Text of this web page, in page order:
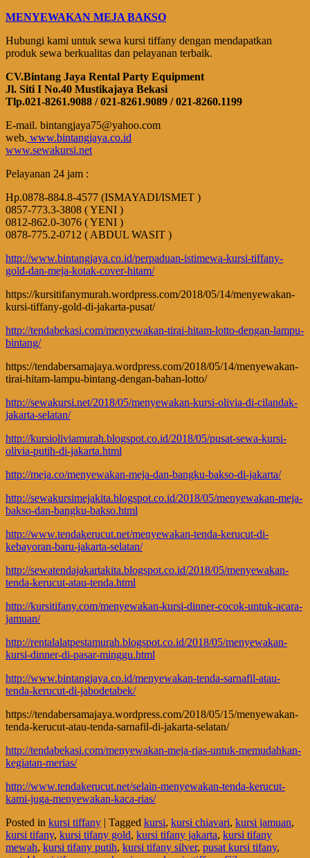
MENYEWAKAN MEJA BAKSO
Hubungi kami untuk sewa kursi tiffany dengan mendapatkan
produk sewa berkualitas dan pelayanan terbaik.
CV.Bintang Jaya Rental Party Equipment
Jl. Siti I No.40 Mustikajaya Bekasi
Tlp.021-8261.9088 / 021-8261.9089 / 021-8260.1199
E-mail. bintangjaya75@yahoo.com
web. www.bintangjaya.co.id
www.sewakursi.net
Pelayanan 24 jam :
Hp.0878-884.8-4577 (ISMAYADI/ISMET )
0857-773.3-3808 ( YENI )
0812-862.0-3076 ( YENI )
0878-775.2-0712 ( ABDUL WASIT )
http://www.bintangjaya.co.id/perpaduan-istimewa-kursi-tiffany-
gold-dan-meja-kotak-cover-hitam/
https://kursitifanymurah.wordpress.com/2018/05/14/menyewakan-
kursi-tiffany-gold-di-jakarta-pusat/
http://tendabekasi.com/menyewakan-tirai-hitam-lotto-dengan-lampu-
bintang/
https://tendabersamajaya.wordpress.com/2018/05/14/menyewakan-
tirai-hitam-lampu-bintang-dengan-bahan-lotto/
http://sewakursi.net/2018/05/menyewakan-kursi-olivia-di-cilandak-
jakarta-selatan/
http://kursioliviamurah.blogspot.co.id/2018/05/pusat-sewa-kursi-
olivia-putih-di-jakarta.html
http://meja.co/menyewakan-meja-dan-bangku-bakso-di-jakarta/
http://sewakursimejakita.blogspot.co.id/2018/05/menyewakan-meja-
bakso-dan-bangku-bakso.html
http://www.tendakerucut.net/menyewakan-tenda-kerucut-di-
kebayoran-baru-jakarta-selatan/
http://sewatendajakartakita.blogspot.co.id/2018/05/menyewakan-
tenda-kerucut-atau-tenda.html
http://kursitifany.com/menyewakan-kursi-dinner-cocok-untuk-acara-
jamuan/
http://rentalalatpestamurah.blogspot.co.id/2018/05/menyewakan-
kursi-dinner-di-pasar-minggu.html
http://www.bintangjaya.co.id/menyewakan-tenda-sarnafil-atau-
tenda-kerucut-di-jabodetabek/
https://tendabersamajaya.wordpress.com/2018/05/15/menyewakan-
tenda-kerucut-atau-tenda-sarnafil-di-jakarta-selatan/
http://tendabekasi.com/menyewakan-meja-rias-untuk-memudahkan-
kegiatan-merias/
http://www.tendakerucut.net/selain-menyewakan-tenda-kerucut-
kami-juga-menyewakan-kaca-rias/
Posted in kursi tiffany | Tagged kursi, kursi chiavari, kursi jamuan,
kursi tifany, kursi tifany gold, kursi tifany jakarta, kursi tifany
mewah, kursi tifany putih, kursi tifany silver, pusat kursi tifany,